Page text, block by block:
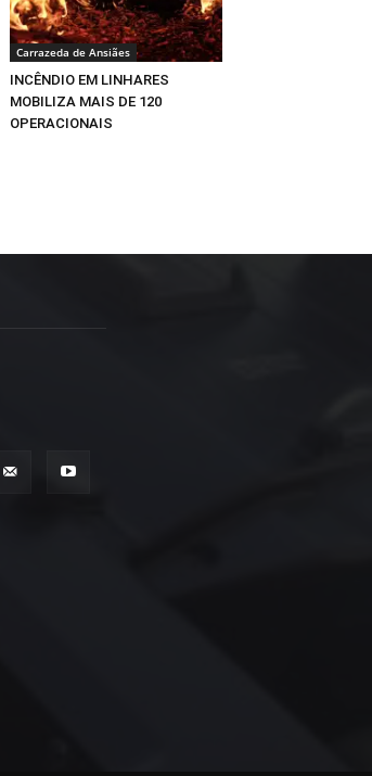
Carrazeda de Ansiães
INCÊNDIO EM LINHARES
MOBILIZA MAIS DE 120
OPERACIONAIS